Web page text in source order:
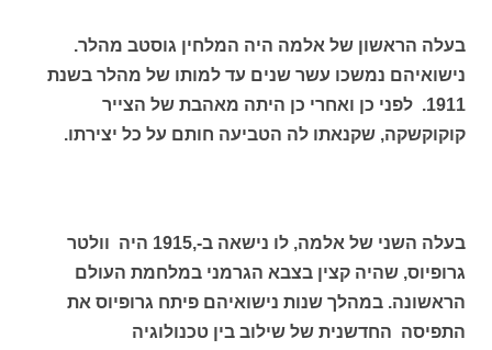
בעלה הראשון של אלמה היה המלחין גוסטב מהלר.
נישואיהם נמשכו עשר שנים עד למותו של מהלר בשנת
1911. לפני כן ואחרי כן היתה מאהבת של הצייר
קוקוקשקה, שקנאתו לה הטביעה חותם על כל יצירתו.
בעלה השני של אלמה, לו נישאה ב-,1915 היה וולטר
גרופיוס, שהיה קצין בצבא הגרמני במלחמת העולם
הראשונה. במהלך שנות נישואיהם פיתח גרופיוס את
התפיסה החדשנית של שילוב בין טכנולוגיה